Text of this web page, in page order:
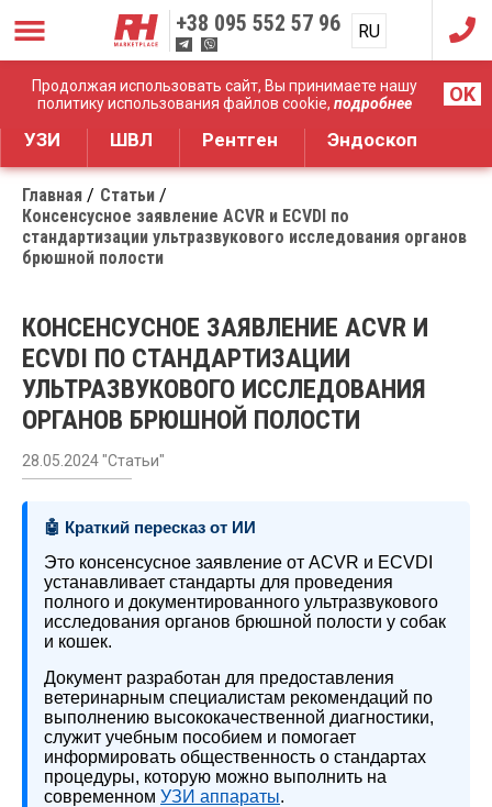
Продолжая использовать сайт, Вы принимаете нашу
политику использования файлов cookie, подробнее OK
+38 095 552 57 96 RU
UA
Дистрибуция медицинского оборудования
УЗИ ШВЛ Рентген Эндоскоп
Главная
Статьи
Консенсусное заявление ACVR и ECVDI по
стандартизации ультразвукового исследования органов
брюшной полости
КОНСЕНСУСНОЕ ЗАЯВЛЕНИЕ ACVR И
ECVDI ПО СТАНДАРТИЗАЦИИ
УЛЬТРАЗВУКОВОГО ИССЛЕДОВАНИЯ
ОРГАНОВ БРЮШНОЙ ПОЛОСТИ
28.05.2024 "Статьи"
🤖 Краткий пересказ от ИИ
Это консенсусное заявление от ACVR и ECVDI
устанавливает стандарты для проведения
полного и документированного ультразвукового
исследования органов брюшной полости у собак
и кошек.
Документ разработан для предоставления
ветеринарным специалистам рекомендаций по
выполнению высококачественной диагностики,
служит учебным пособием и помогает
информировать общественность о стандартах
процедуры, которую можно выполнить на
современном УЗИ аппараты.